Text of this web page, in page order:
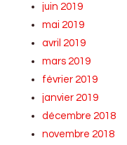
juin 2019
mai 2019
avril 2019
mars 2019
février 2019
janvier 2019
décembre 2018
novembre 2018